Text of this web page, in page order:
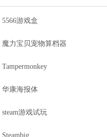
5566游戏盒
魔力宝贝宠物算档器
Tampermonkey
华康海报体
steam游戏试玩
Steambig